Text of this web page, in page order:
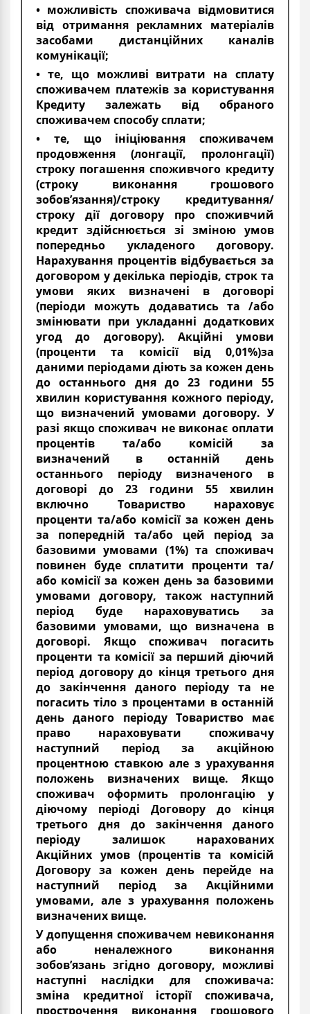
• можливість споживача відмовитися
від отримання рекламних матеріалів
засобами дистанційних каналів
комунікації;
• те, що можливі витрати на сплату
споживачем платежів за користування
Кредиту залежать від обраного
споживачем способу сплати;
• те, що ініціювання споживачем
продовження (лонгації, пролонгації)
строку погашення споживчого кредиту
(строку виконання грошового
зобов’язання)/строку кредитування/
строку дії договору про споживчий
кредит здійснюється зі зміною умов
попередньо укладеного договору.
Нарахування процентів відбувається за
договором у декілька періодів, строк та
умови яких визначені в договорі
(періоди можуть додаватись та /або
змінювати при укладанні додаткових
угод до договору). Акційні умови
(проценти та комісії від 0,01%)за
даними періодами діють за кожен день
до останнього дня до 23 години 55
хвилин користування кожного періоду,
що визначений умовами договору. У
разі якщо споживач не виконає оплати
процентів та/або комісій за
визначений в останній день
останнього періоду визначеного в
договорі до 23 години 55 хвилин
включно Товариство нараховує
проценти та/або комісії за кожен день
за попередній та/або цей період за
базовими умовами (1%) та споживач
повинен буде сплатити проценти та/
або комісії за кожен день за базовими
умовами договору, також наступний
період буде нараховуватись за
базовими умовами, що визначена в
договорі. Якщо споживач погасить
проценти та комісії за перший діючий
період договору до кінця третього дня
до закінчення даного періоду та не
погасить тіло з процентами в останній
день даного періоду Товариство має
право нараховувати споживачу
наступний період за акційною
процентною ставкою але з урахування
положень визначених вище. Якщо
споживач оформить пролонгацію у
діючому періоді Договору до кінця
третього дня до закінчення даного
періоду залишок нарахованих
Акційних умов (процентів та комісій
Договору за кожен день перейде на
наступний період за Акційними
умовами, але з урахування положень
визначених вище.
У допущення споживачем невиконання
або неналежного виконання
зобов’язань згідно договору, можливі
наступні наслідки для споживача:
зміна кредитної історії споживача,
прострочення виконання грошового